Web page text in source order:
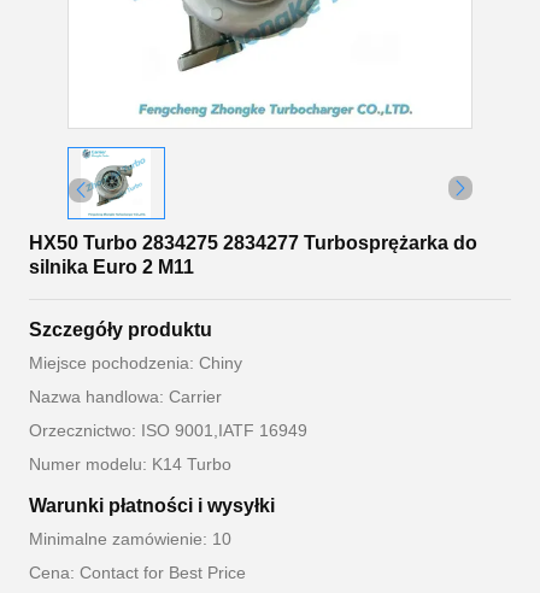
HX50 Turbo 2834275 2834277 Turbosprężarka do
silnika Euro 2 M11
Szczegóły produktu
Miejsce pochodzenia: Chiny
Nazwa handlowa: Carrier
Orzecznictwo: ISO 9001,IATF 16949
Numer modelu: K14 Turbo
Warunki płatności i wysyłki
Minimalne zamówienie: 10
Cena: Contact for Best Price